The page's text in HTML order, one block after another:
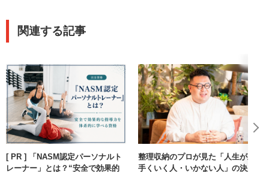
関連する記事
[ PR ] 「NASM認定パーソナルト
レーナー」とは？“安全で効果的
整理収納のプロが見た「人生が上
手くいく人・いかない人」の決定